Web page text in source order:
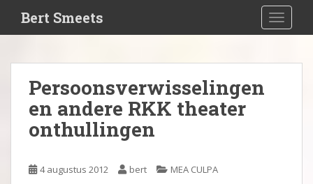
i
Bert Smeets
Persoonsverwisselingen
en andere RKK theater
onthullingen
4 augustus 2012 bert MEA CULPA